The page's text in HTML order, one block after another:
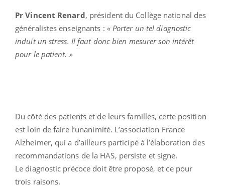
Pr Vincent Renard, président du Collège national des
généralistes enseignants : « Porter un tel diagnostic
induit un stress. Il faut donc bien mesurer son intérêt
pour le patient. »
Du côté des patients et de leurs familles, cette position
est loin de faire l’unanimité. L’association France
Alzheimer, qui a d’ailleurs participé à l’élaboration des
recommandations de la HAS, persiste et signe.
Le diagnostic précoce doit être proposé, et ce pour
trois raisons.